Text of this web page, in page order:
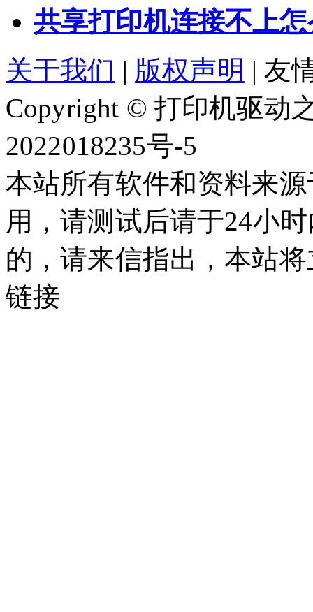
共享打印机连接不上
关于我们 | 版权声明 |友
Copyright © 打印机驱动
2022018235号-5
本站所有软件和资料来
用，请测试后请于24小
的，请来信指出，本站
链接